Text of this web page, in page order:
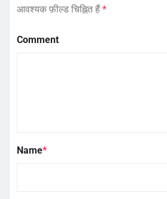
आवश्यक फ़ील्ड चिह्नित हैं*
Comment
Name*